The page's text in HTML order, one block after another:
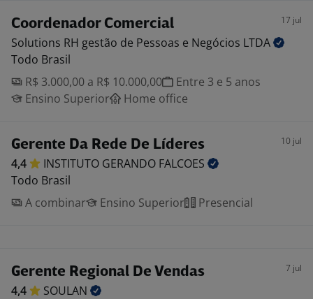
Coordenador Comercial 17 jul
Solutions RH gestão de Pessoas e Negócios LTDA
Todo Brasil
R$ 3.000,00 a R$ 10.000,00
Entre 3 e 5 anos
Ensino Superior
Home office
Gerente Da Rede De Líderes 10 jul
4,4 INSTITUTO GERANDO FALCOES
Todo Brasil
A combinar
Ensino Superior Presencial
Gerente Regional De Vendas 7 jul
4,4
SOULAN